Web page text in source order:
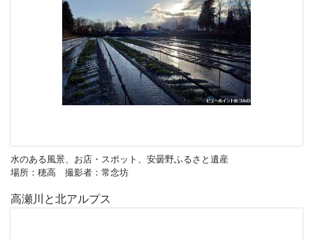
水のある風景、お店・スポット、安曇野ふるさと遺産
場所：穂高 撮影者：常念坊
高瀬川と北アルプス